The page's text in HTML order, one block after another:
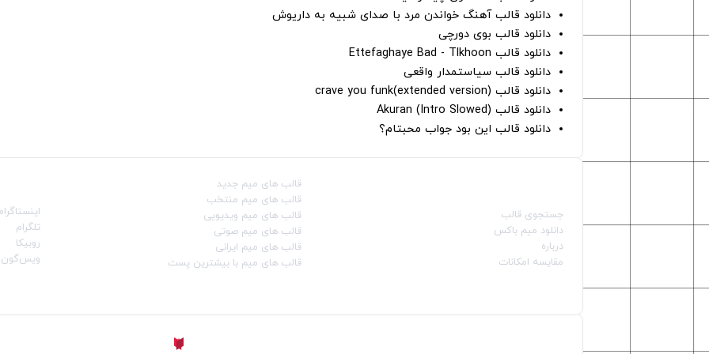
دانلود قالب آهنگ خواندن مرد با صدای شبیه به داریوش
دانلود قالب بوی دورچی
دانلود قالب Ettefaghaye Bad - Tlkhoon
دانلود قالب سیاستمدار واقعی
دانلود قالب crave you funk(extended version)
دانلود قالب (Intro Slowed) Akuran
دانلود قالب این بود جواب محبتام؟
جستجوی قالب
دانلود میم باکس
درباره
مقایسه امکانات
قالب‌ های میم جدید
قالب‌ های میم منتخب
قالب‌ های میم ویدیویی
قالب‌ های میم صوتی
قالب‌ های میم ایرانی
قالب‌ های میم با بیشترین پست
تلگرام
روبیکا
ویس‌گون